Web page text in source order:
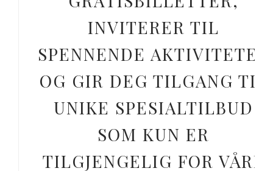
INVITERER TIL
SPENNENDE AKTIVITETER
OG GIR DEG TILGANG TIL
UNIKE SPESIALTILBUD
SOM KUN ER
TILGJENGELIG FOR VÅRE